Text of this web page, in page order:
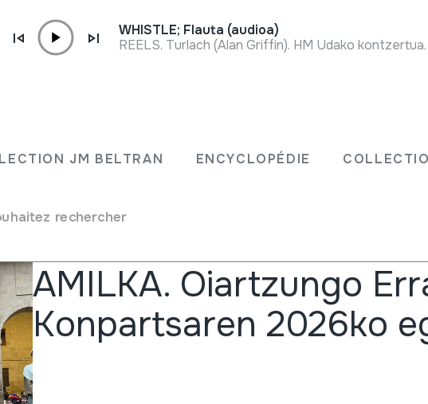
JM BELTRAN ENCYCLOPÉDIE
rechercher
WHISTLE; Flauta (audioa)
REELS. Turlach (Alan Griffin). HM Udako
AMILKA. Oiartzungo
Konpartsaren 2026ko